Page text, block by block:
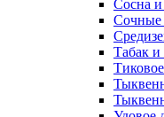
Сосна и
Сочные
Табак и